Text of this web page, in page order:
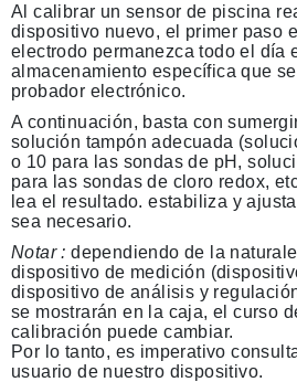
Al calibrar un sensor de piscina
dispositivo nuevo, el primer paso
electrodo permanezca todo el día
almacenamiento específica que
probador electrónico.
A continuación, basta con
solución tampón adecuada
o 10 para las sondas de pH,
para las sondas de cloro redox,
lea el resultado. estabiliza y
sea necesario.
Notar : dependiendo de la
dispositivo de medición
dispositivo de análisis y
se mostrarán en la caja, el curso
calibración puede cambiar.
Por lo tanto, es imperativo
usuario de nuestro dispositivo.